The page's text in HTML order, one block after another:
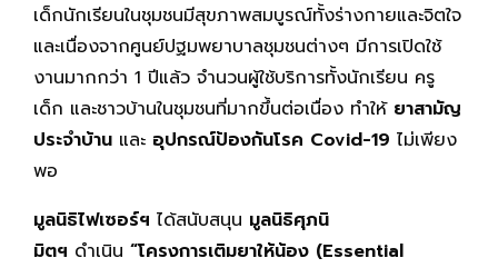
เด็กนักเรียนในชุมชนมีสุขภาพสมบูรณ์ทั้งร่างกายและจิตใจ
และเนื่องจากศูนย์ปฐมพยาบาลชุมชนต่างๆ มีการเปิดใช้
งานมากกว่า 1 ปีแล้ว จำนวนผู้ใช้บริการทั้งนักเรียน ครู
เด็ก และชาวบ้านในชุมชนที่มากขึ้นต่อเนื่อง ทำให้ ยาสามัญ
ประจำบ้าน และ อุปกรณ์ป้องกันโรค Covid-19 ไม่เพียง
พอ
มูลนิธิไฟเซอร์ฯ ได้สนับสนุน มูลนิธิศุภนิ
มิตฯ ดำเนิน “โครงการเติมยาให้น้อง (Essential